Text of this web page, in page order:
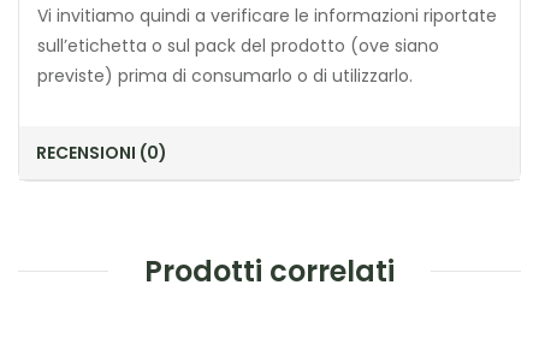
Vi invitiamo quindi a verificare le informazioni riportate
sull’etichetta o sul pack del prodotto (ove siano
previste) prima di consumarlo o di utilizzarlo.
RECENSIONI (0)
Prodotti correlati